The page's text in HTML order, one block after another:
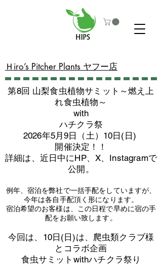
​Ｈiro’s Pitcher Plants ヤフー店
第8回 山梨食虫植物サミット～燃え上
れ食虫植物～
with
​ハチクラ祭
2026年5月9日（土）10日(日)
​開催決定！！
詳細は、近日中にHP、X、Instagramで
公開。
例年、宿泊を弊社で一括手配をしていますが、
今年は各自手配頂く形になります。
​宿泊希望のお客様は、この日程で早めに宿の手
配をお願い致します。
​今回は、10日(日)は、爬虫類クラブ様
とコラボ企画
​食虫サミットwithハチクラ祭り